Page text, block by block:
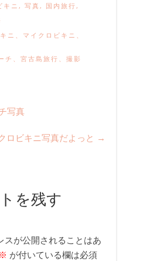
キニ , 写真 , 国内旅行 ,
ニ マイクロビキニ
チ 宮古島旅行 撮影
写真
ロビキニ写真だよっと →
を残す
スが公開されることはあ
※ が付いている欄は必須